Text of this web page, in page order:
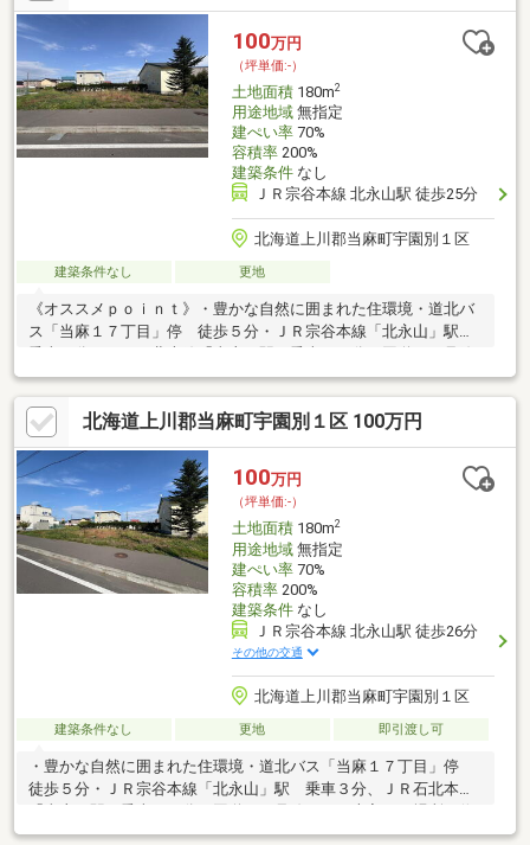
100万円
（坪単価:-）
土地面積180m2
用途地域無指定
建ぺい率70%
容積率200%
建築条件なし
ＪＲ宗谷本線 北永山駅 徒歩25分
北海道上川郡当麻町宇園別１区
建築条件なし 更地
《オススメｐｏｉｎｔ》・豊かな自然に囲まれた住環境・道北バ
ス「当麻１７丁目」停 徒歩５分・ＪＲ宗谷本線「北永山」駅
より１本入った場所に位置し利便性、視認性◎・当麻町は子育て
世代や移住者の方へのサポート制度あり・休日は道の駅や旭川ま
でお出かけはいかがでしょうか！～～～～～お気軽にお問合せく
ださい～～～～～
北海道上川郡当麻町宇園別１区 100万円
100万円
（坪単価:-）
土地面積180m2
用途地域無指定
建ぺい率70%
容積率200%
建築条件なし
ＪＲ宗谷本線 北永山駅 徒歩26分
その他の交通
北海道上川郡当麻町宇園別１区
建築条件なし 更地 即引渡し可
・豊かな自然に囲まれた住環境・道北バス「当麻１７丁目」停
徒歩５分・ＪＲ宗谷本線「北永山」駅 乗車３分、ＪＲ石北本線
「当麻」駅 乗車１０分・国道３９号線より１本入った場所に位
置し利便性、視認性◎・当麻町は子育て世代や移住者の方へのサ